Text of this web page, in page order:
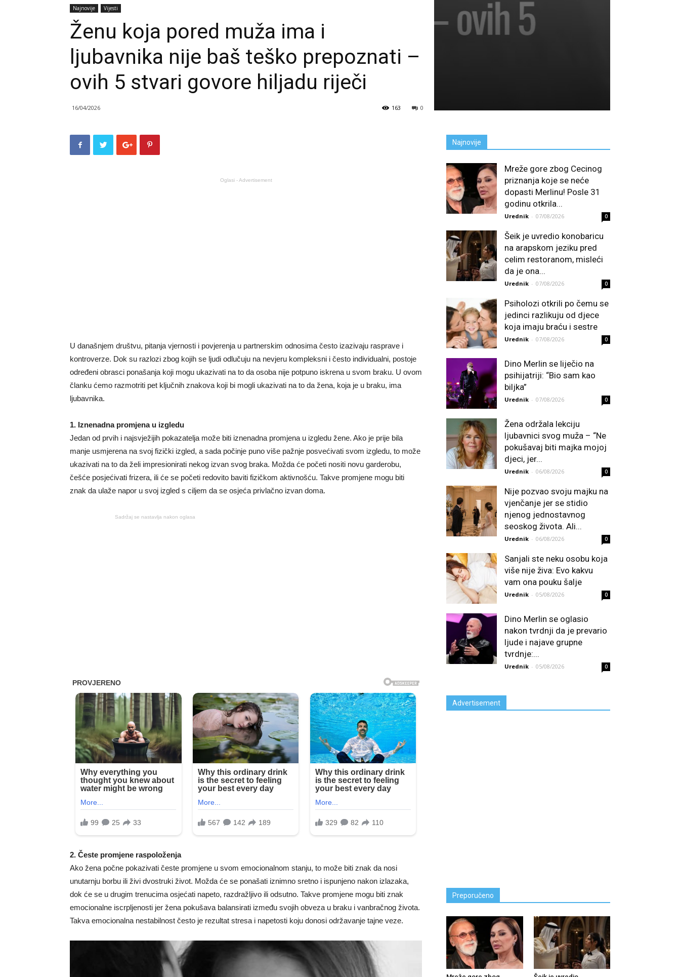
Najnovije Vijesti
Ženu koja pored muža ima i
ljubavnika nije baš teško prepoznati –
ovih 5 stvari govore hiljadu riječi
16/04/2026 0
163
Oglasi - Advertisement
U današnjem društvu, pitanja vjernosti i povjerenja u partnerskim odnosima često izazivaju rasprave i
kontroverze. Dok su razlozi zbog kojih se ljudi odlučuju na nevjeru kompleksni i često individualni, postoje
određeni obrasci ponašanja koji mogu ukazivati na to da osoba nije potpuno iskrena u svom braku. U ovom
članku ćemo razmotriti pet ključnih znakova koji bi mogli ukazivati na to da žena, koja je u braku, ima
ljubavnika.
1. Iznenadna promjena u izgledu
Jedan od prvih i najsvježijih pokazatelja može biti iznenadna promjena u izgledu žene. Ako je prije bila
manje usmjerena na svoj fizički izgled, a sada počinje puno više pažnje posvećivati svom izgledu, to može
ukazivati na to da želi impresionirati nekog izvan svog braka. Možda će početi nositi novu garderobu,
češće posjećivati frizera, ili će se početi redovito baviti fizičkom aktivnošću. Takve promjene mogu biti
znak da ulaže napor u svoj izgled s ciljem da se osjeća privlačno izvan doma.
Sadržaj se nastavlja nakon oglasa
2. Česte promjene raspoloženja
Ako žena počne pokazivati česte promjene u svom emocionalnom stanju, to može biti znak da nosi
unutarnju borbu ili živi dvostruki život. Možda će se ponašati iznimno sretno i ispunjeno nakon izlazaka,
dok će se u drugim trenucima osjećati napeto, razdražljivo ili odsutno. Takve promjene mogu biti znak
emocionalne iscrpljenosti jer žena pokušava balansirati između svojih obveza u braku i vanbračnog života.
Takva emocionalna nestabilnost često je rezultat stresa i napetosti koju donosi održavanje tajne veze.
Najnovije
Mreže gore zbog Cecinog
priznanja koje se neće
dopasti Merlinu! Posle 31
godinu otkrila...
Urednik - 07/08/2026 0
Šeik je uvredio konobaricu
na arapskom jeziku pred
celim restoranom, misleći
da je ona...
Urednik - 07/08/2026 0
Psiholozi otkrili po čemu se
jedinci razlikuju od djece
koja imaju braću i sestre
Urednik - 07/08/2026 0
Dino Merlin se liječio na
psihijatriji: “Bio sam kao
biljka”
Urednik - 07/08/2026 0
Žena održala lekciju
ljubavnici svog muža – “Ne
pokušavaj biti majka mojoj
djeci, jer...
Urednik - 06/08/2026 0
Nije pozvao svoju majku na
vjenčanje jer se stidio
njenog jednostavnog
seoskog života. Ali...
Urednik - 06/08/2026 0
Sanjali ste neku osobu koja
više nije živa: Evo kakvu
vam ona pouku šalje
Urednik - 05/08/2026 0
Dino Merlin se oglasio
nakon tvrdnji da je prevario
ljude i najave grupne
tvrdnje:...
Urednik - 05/08/2026 0
Advertisement
Preporučeno